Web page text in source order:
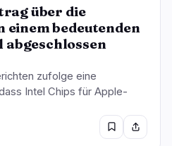
über die
bedeutenden
zufolge eine
Intel Chips für Apple-